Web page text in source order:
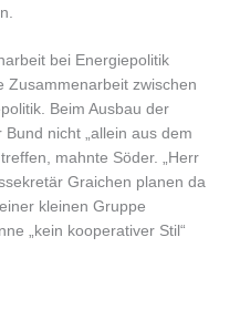
bei Energiepolitik
Zusammenarbeit zwischen
Beim Ausbau der
nicht „allein aus dem
mahnte Söder. „Herr
Graichen planen da
kleinen Gruppe
„kein kooperativer Stil“